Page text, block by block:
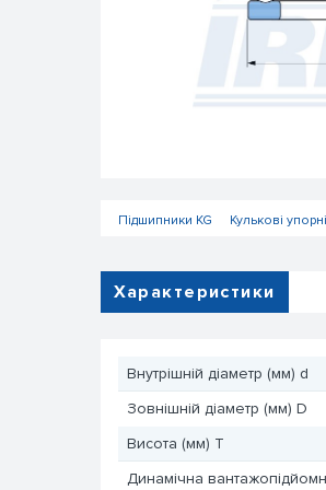
Підшипники KG Кулькові
Характеристики
Внутрішній діаметр (мм) d
Зовнішній діаметр (мм) D
Висота (мм) T
Динамічна